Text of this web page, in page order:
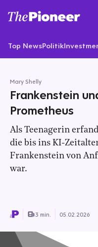
Top NewsPolitik
Mary Shelly
Frankenstein
Prometheus
Als Teenagerin
die bis ins KI-
Frankenstein von
war.
3 min. 05.02.2026